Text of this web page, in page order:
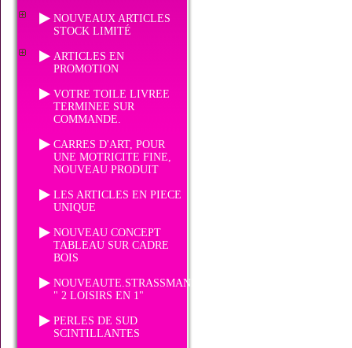
NOUVEAUX ARTICLES
STOCK LIMITÉ
ARTICLES EN
PROMOTION
VOTRE TOILE LIVREE
TERMINEE SUR
COMMANDE.
CARRES D'ART, POUR
UNE MOTRICITE FINE,
NOUVEAU PRODUIT
LES ARTICLES EN PIECE
UNIQUE
NOUVEAU CONCEPT
TABLEAU SUR CADRE
BOIS
NOUVEAUTE.STRASSMANIA
" 2 LOISIRS EN 1"
PERLES DE SUD
SCINTILLANTES